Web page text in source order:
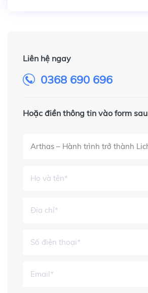
Liên hệ ngay
0368 690 696
Hoặc điền thông tin vào form sau